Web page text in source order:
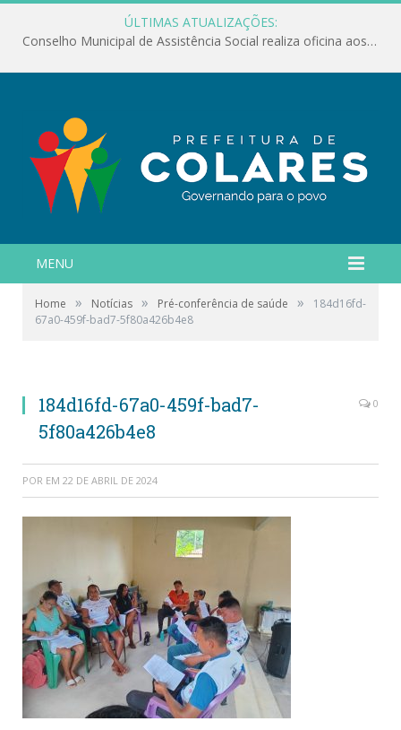
ÚLTIMAS ATUALIZAÇÕES:
Conselho Municipal de Assistência Social realiza oficina aos servidores
MENU
Home » Notícias » Pré-conferência de saúde »
184d16fd-
67a0-459f-bad7-5f80a426b4e8
184d16fd-67a0-459f-bad7-
5f80a426b4e8
0
POR EM 22 DE ABRIL DE 2024